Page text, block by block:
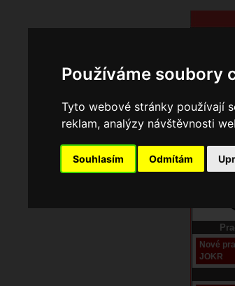
Používáme soubory
Tyto webové stránky používají
reklam, analýzy návštěvnosti
Souhlasím Odmítám
Nové
JOKR